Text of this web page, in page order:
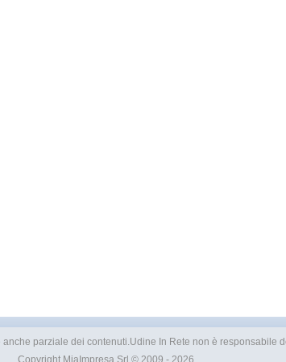
parziale dei contenuti.Udine In Rete non è responsabile
Copyright MiaImpresa Srl © 2009 - 2026